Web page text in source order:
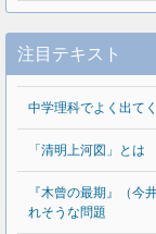
注目テキスト
中学理科でよく出て
「清明上河図」と
『木曾の最期』（今
れそうな問題